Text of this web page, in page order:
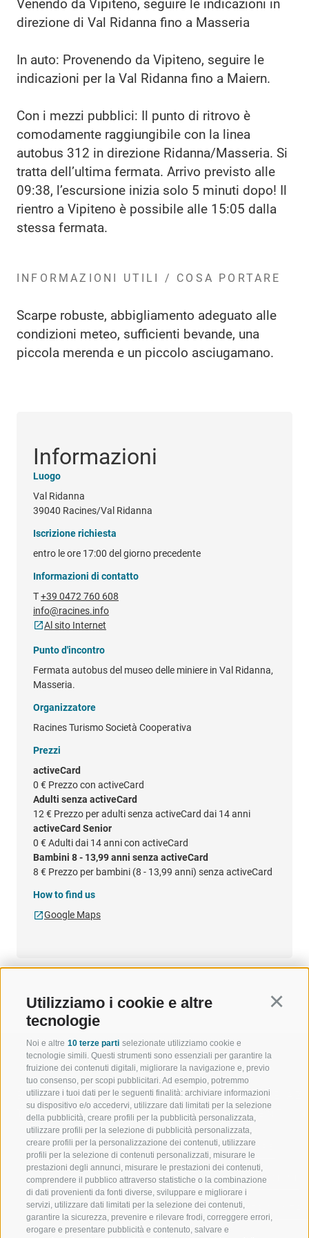
Utilizziamo i cookie e altre
tecnologie
Noi e altre 10 terze parti selezionate utilizziamo cookie e
tecnologie simili. Questi strumenti sono essenziali per garantire la
fruizione dei contenuti digitali, migliorare la navigazione e, previo
tuo consenso, per scopi pubblicitari. Ad esempio, potremmo
utilizzare i tuoi dati per le seguenti finalità: archiviare informazioni
su dispositivo e/o accedervi, utilizzare dati limitati per la selezione
della pubblicità, creare profili per la pubblicità personalizzata,
utilizzare profili per la selezione di pubblicità personalizzata,
creare profili per la personalizzazione dei contenuti, utilizzare
profili per la selezione di contenuti personalizzati, misurare le
prestazioni degli annunci, misurare le prestazioni dei contenuti,
comprendere il pubblico attraverso statistiche o la combinazione
di dati provenienti da fonti diverse, sviluppare e migliorare i
servizi, utilizzare dati limitati per la selezione dei contenuti,
garantire la sicurezza, prevenire e rilevare frodi, correggere errori,
erogare e presentare pubblicità e contenuto, salvare e
Venendo da Vipiteno, seguire le indicazioni in
direzione di Val Ridanna fino a Masseria
In auto: Provenendo da Vipiteno, seguire le
indicazioni per la Val Ridanna fino a Maiern.
Con i mezzi pubblici: Il punto di ritrovo è
comodamente raggiungibile con la linea
autobus 312 in direzione Ridanna/Masseria. Si
tratta dell’ultima fermata. Arrivo previsto alle
09:38, l’escursione inizia solo 5 minuti dopo! Il
rientro a Vipiteno è possibile alle 15:05 dalla
stessa fermata.
INFORMAZIONI UTILI / COSA PORTARE
Scarpe robuste, abbigliamento adeguato alle
condizioni meteo, sufficienti bevande, una
piccola merenda e un piccolo asciugamano.
Informazioni
Luogo
Val Ridanna
39040 Racines/Val Ridanna
Iscrizione richiesta
entro le ore 17:00 del giorno precedente
Informazioni di contatto
T+39 0472 760 608
info@racines.info
Al sito Internet
Punto d'incontro
Fermata autobus del museo delle miniere in Val Ridanna,
Masseria.
Organizzatore
Racines Turismo Società Cooperativa
Prezzi
activeCard
0 € Prezzo con activeCard
Adulti senza activeCard
12 € Prezzo per adulti senza activeCard dai 14 anni
activeCard Senior
0 € Adulti dai 14 anni con activeCard
Bambini 8 - 13,99 anni senza activeCard
8 € Prezzo per bambini (8 - 13,99 anni) senza activeCard
How to find us
Google Maps
BENVENUTI NELLA REGIONE
TURISTICA DI RACINES
VAL GIOVO
VAL RACINES
VAL RIDANNA
SPORT E
MOMENTI
SCIARE
ESCURSIONI
ALTA